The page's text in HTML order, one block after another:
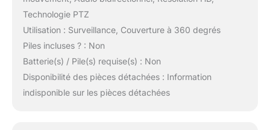
Technologie PTZ
Utilisation : Surveillance, Couverture à 360 degrés
Piles incluses ? : Non
Batterie(s) / Pile(s) requise(s) : Non
Disponibilité des pièces détachées : Information
indisponible sur les pièces détachées